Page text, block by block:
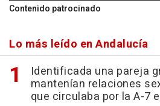
Contenido patrocinado
Lo más leído en Andalucía
Identificada una pareja
mantenían relaciones
que circulaba por la A-7